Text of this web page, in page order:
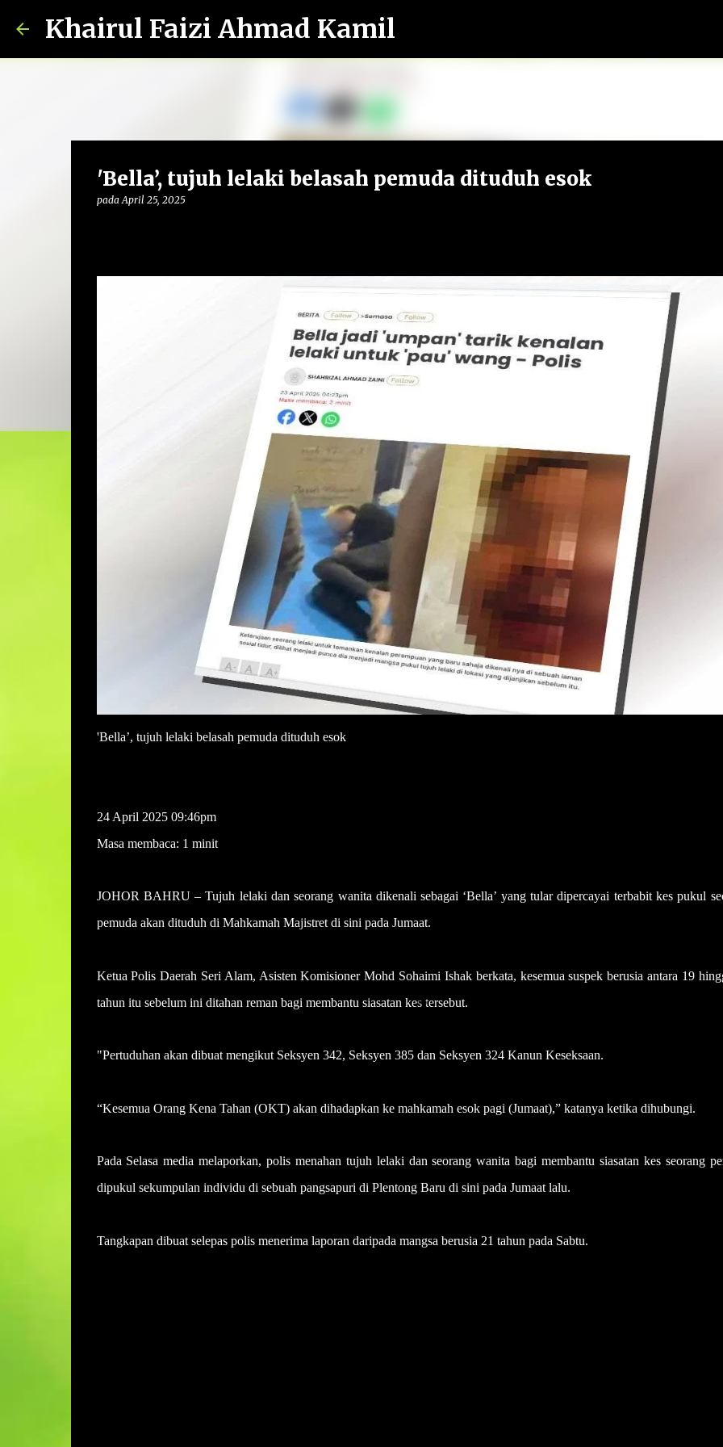
Khairul Faizi Ahmad Kamil
'Bella’, tujuh lelaki belasah pemuda dituduh esok
padaApril 25, 2025
'Bella’, tujuh lelaki belasah pemuda dituduh esok
24 April 2025 09:46pm
Masa membaca: 1 minit
JOHOR BAHRU – Tujuh lelaki dan seorang wanita dikenali sebagai ‘Bella’ yang tular dipercayai terbabit kes pukul
pemuda akan dituduh di Mahkamah Majistret di sini pada Jumaat.
Ketua Polis Daerah Seri Alam, Asisten Komisioner Mohd Sohaimi Ishak berkata, kesemua suspek berusia antara 19
tahun itu sebelum ini ditahan reman bagi membantu siasatan kes tersebut.
"Pertuduhan akan dibuat mengikut Seksyen 342, Seksyen 385 dan Seksyen 324 Kanun Keseksaan.
“Kesemua Orang Kena Tahan (OKT) akan dihadapkan ke mahkamah esok pagi (Jumaat),” katanya ketika dihubungi.
Pada Selasa media melaporkan, polis menahan tujuh lelaki dan seorang wanita bagi membantu siasatan kes seorang
dipukul sekumpulan individu di sebuah pangsapuri di Plentong Baru di sini pada Jumaat lalu.
Tangkapan dibuat selepas polis menerima laporan daripada mangsa berusia 21 tahun pada Sabtu.